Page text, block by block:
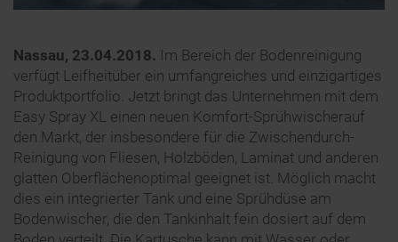
Nassau, 23.04.2018. Im Bereich der Bodenreinigung
verfügt Leifheitüber ein umfangreiches und einzigartiges
Produktportfolio. Jetzt bringt das Unternehmen mit dem
Easy Spray XL einen neuen Komfort-Sprühwischerauf
den Markt, der insbesondere für die Zwischendurch-
Reinigung von Fliesen, Holzböden, Laminat und anderen
glatten Oberflächenoptimal geeignet ist. Möglich macht
dies ein integrierter Tank und eine Sprühdüse am
Bodenwischer, die den Tankinhalt fein dosiert auf dem